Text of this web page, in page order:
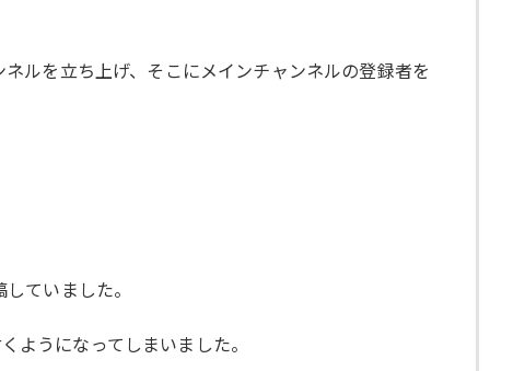
ルを立ち上げ、そこにメインチャンネルの登録者を
ていました。
ようになってしまいました。